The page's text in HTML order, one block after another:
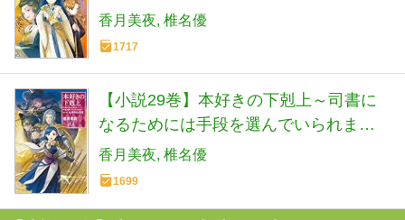
ん～第五部「女神の化身6」
香月美夜 椎名優
1717
【小説29巻】本好きの下剋上～司書に
なるためには手段を選んでいられませ
ん～第五部「女神の化身8」
香月美夜 椎名優
1699